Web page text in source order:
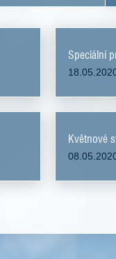
Speciální
Květnové